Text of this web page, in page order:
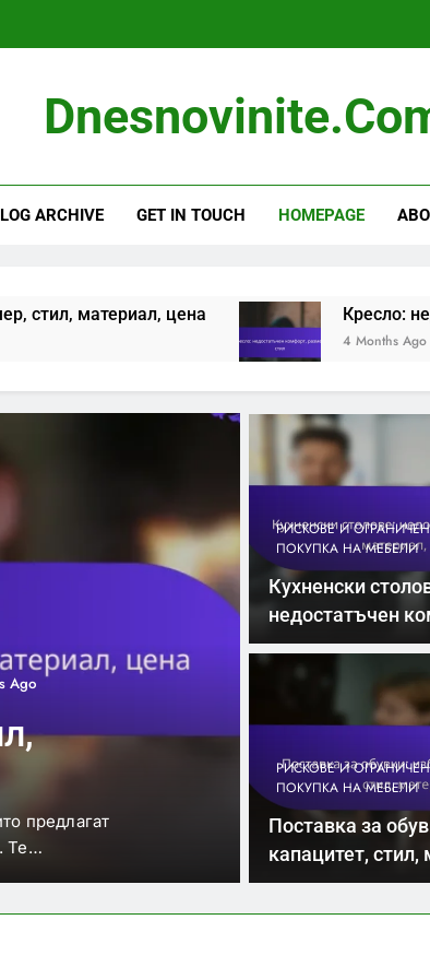
ARCHIVE GET IN TOUCH HOMEPAGE
цена Кресло: недостатъчен
4 Months Ago
ПОКУПКА НА МЕБЕЛИ 4 Months Ago
стил
от интериора, но недостатъчният комфорт
неправилни…
РИСКОВЕ И
ПОКУПКА НА МЕБЕЛИ
Кухненски
недостатъчен
материал, цена
РИСКОВЕ И
ПОКУПКА НА МЕБЕЛИ
Поставка за
капацитет, стил,